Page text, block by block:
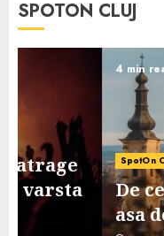
SPOTON CLUJ
SpotOn Cluj
De ce Cluj-
asa de cautat